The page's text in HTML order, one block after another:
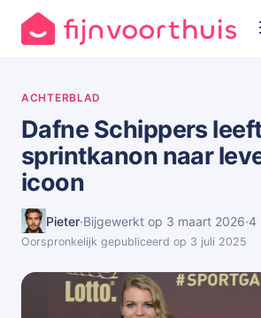
ACHTERBLAD
Dafne Schippers
sprintkanon naar
icoon
Pieter·Bijgewerkt op 3 maart 2026·4
Oorspronkelijk gepubliceerd op 3 juli 2025